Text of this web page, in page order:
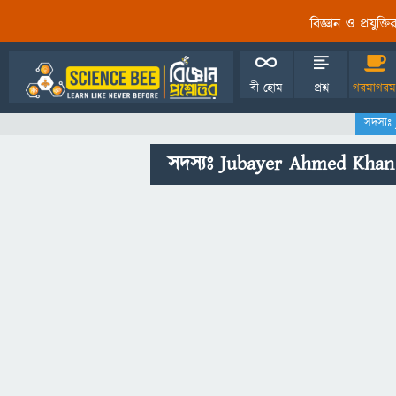
বিজ্ঞান ও
বী হোম প্রশ্ন
সদস্যঃ Jubayer Ahmed Khan